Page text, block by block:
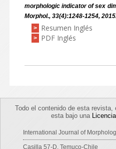
morphologic indicator of sex
Morphol., 33(4):1248-1254,
>
Resumen Inglés
> PDF Inglés
Todo el contenido de esta
esta bajo una
International Journal of
Casilla 57-D, Temuco-Chile